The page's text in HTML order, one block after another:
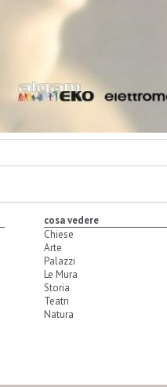
cosa vedere
Chiese
Arte
Palazzi
Le Mura
Storia
Teatri
Natura